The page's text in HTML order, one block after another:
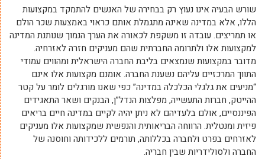
שורש הבעיה אינו נעוץ רק בבחירה של האנשים להתמקד במקצועות
הללו, אלא במדינה שאינה מתגמלת אותם כראוי באמצעות שכר הולם
או תמריצים. עובדה זו משקפת לכאורה את הערך הנמוך שנותנת המדינה
למקצועות אלו ולתרומה החברתית שהם מעניקים חזרה לאזרחיה.
מדובר במקצועות שנמצאים בליבת החברה הישראלית ומהווים עמודי
התווך המרכזיים עליהם נשענת החברה. אומנם מקצועות אלו אינם
“מניעים את גלגלי הכלכלה במדינה” כפי שאנו מורגלים לומר על קטר
ההייטק, חברות התעשייה, מפלצות הנדל”ן, הבנקים ושאר התאגידים
הפיננסיים, אולם בלעדיהם לא ניתן יהיה לקיים במדינה חיים בריאים
פיזית ומנטלית. הרווחה הבריאותית והנפשית שמקצועות אלו מעניקים
לאזרחים בפרט ולחברה בכללותה, תורמים ללכידותה וחוסנה של
החברה ולסולידריות שבין חבריה.